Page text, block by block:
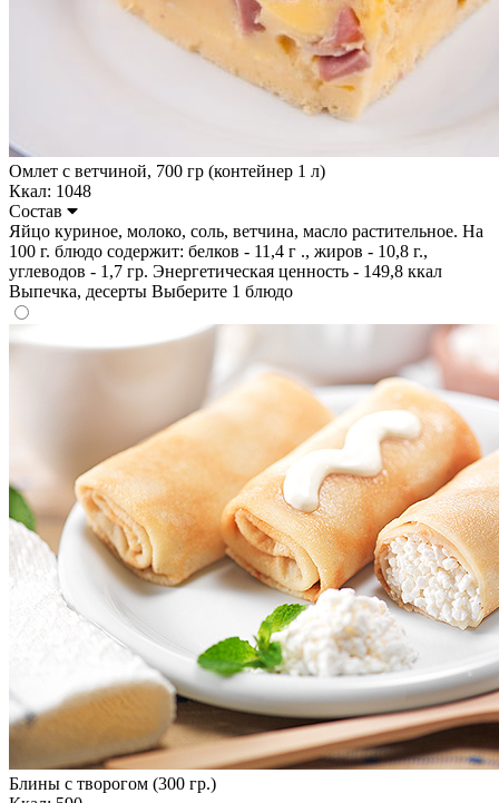
Омлет с ветчиной, 700 гр (контейнер 1 л)
Ккал: 1048
Состав
Яйцо куриное, молоко, соль, ветчина, масло растительное. На
100 г. блюдо содержит: белков - 11,4 г ., жиров - 10,8 г.,
углеводов - 1,7 гр. Энергетическая ценность - 149,8 ккал
Выпечка, десерты Выберите 1 блюдо
Блины с творогом (300 гр.)